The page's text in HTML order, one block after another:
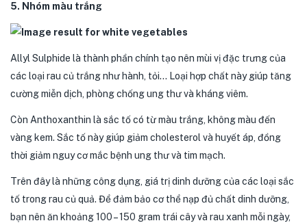
5. Nhóm màu trắng
Allyl Sulphide là thành phần chính tạo nên mùi vị đặc trưng của
các loại rau củ trắng như hành, tỏi… Loại hợp chất này giúp tăng
cường miễn dịch, phòng chống ung thư và kháng viêm.
Còn Anthoxanthin là sắc tố có từ màu trắng, không màu đến
vàng kem. Sắc tố này giúp giảm cholesterol và huyết áp, đồng
thời giảm nguy cơ mắc bệnh ung thư và tim mạch.
Trên đây là những công dụng, giá trị dinh dưỡng của các loại sắc
tố trong rau củ quả. Để đảm bảo cơ thể nạp đủ chất dinh dưỡng,
bạn nên ăn khoảng 100 – 150 gram trái cây và rau xanh mỗi ngày,